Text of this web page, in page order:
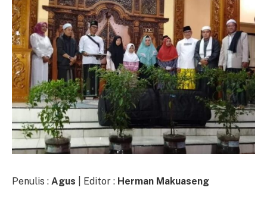
Penulis : Agus | Editor : Herman Makuaseng